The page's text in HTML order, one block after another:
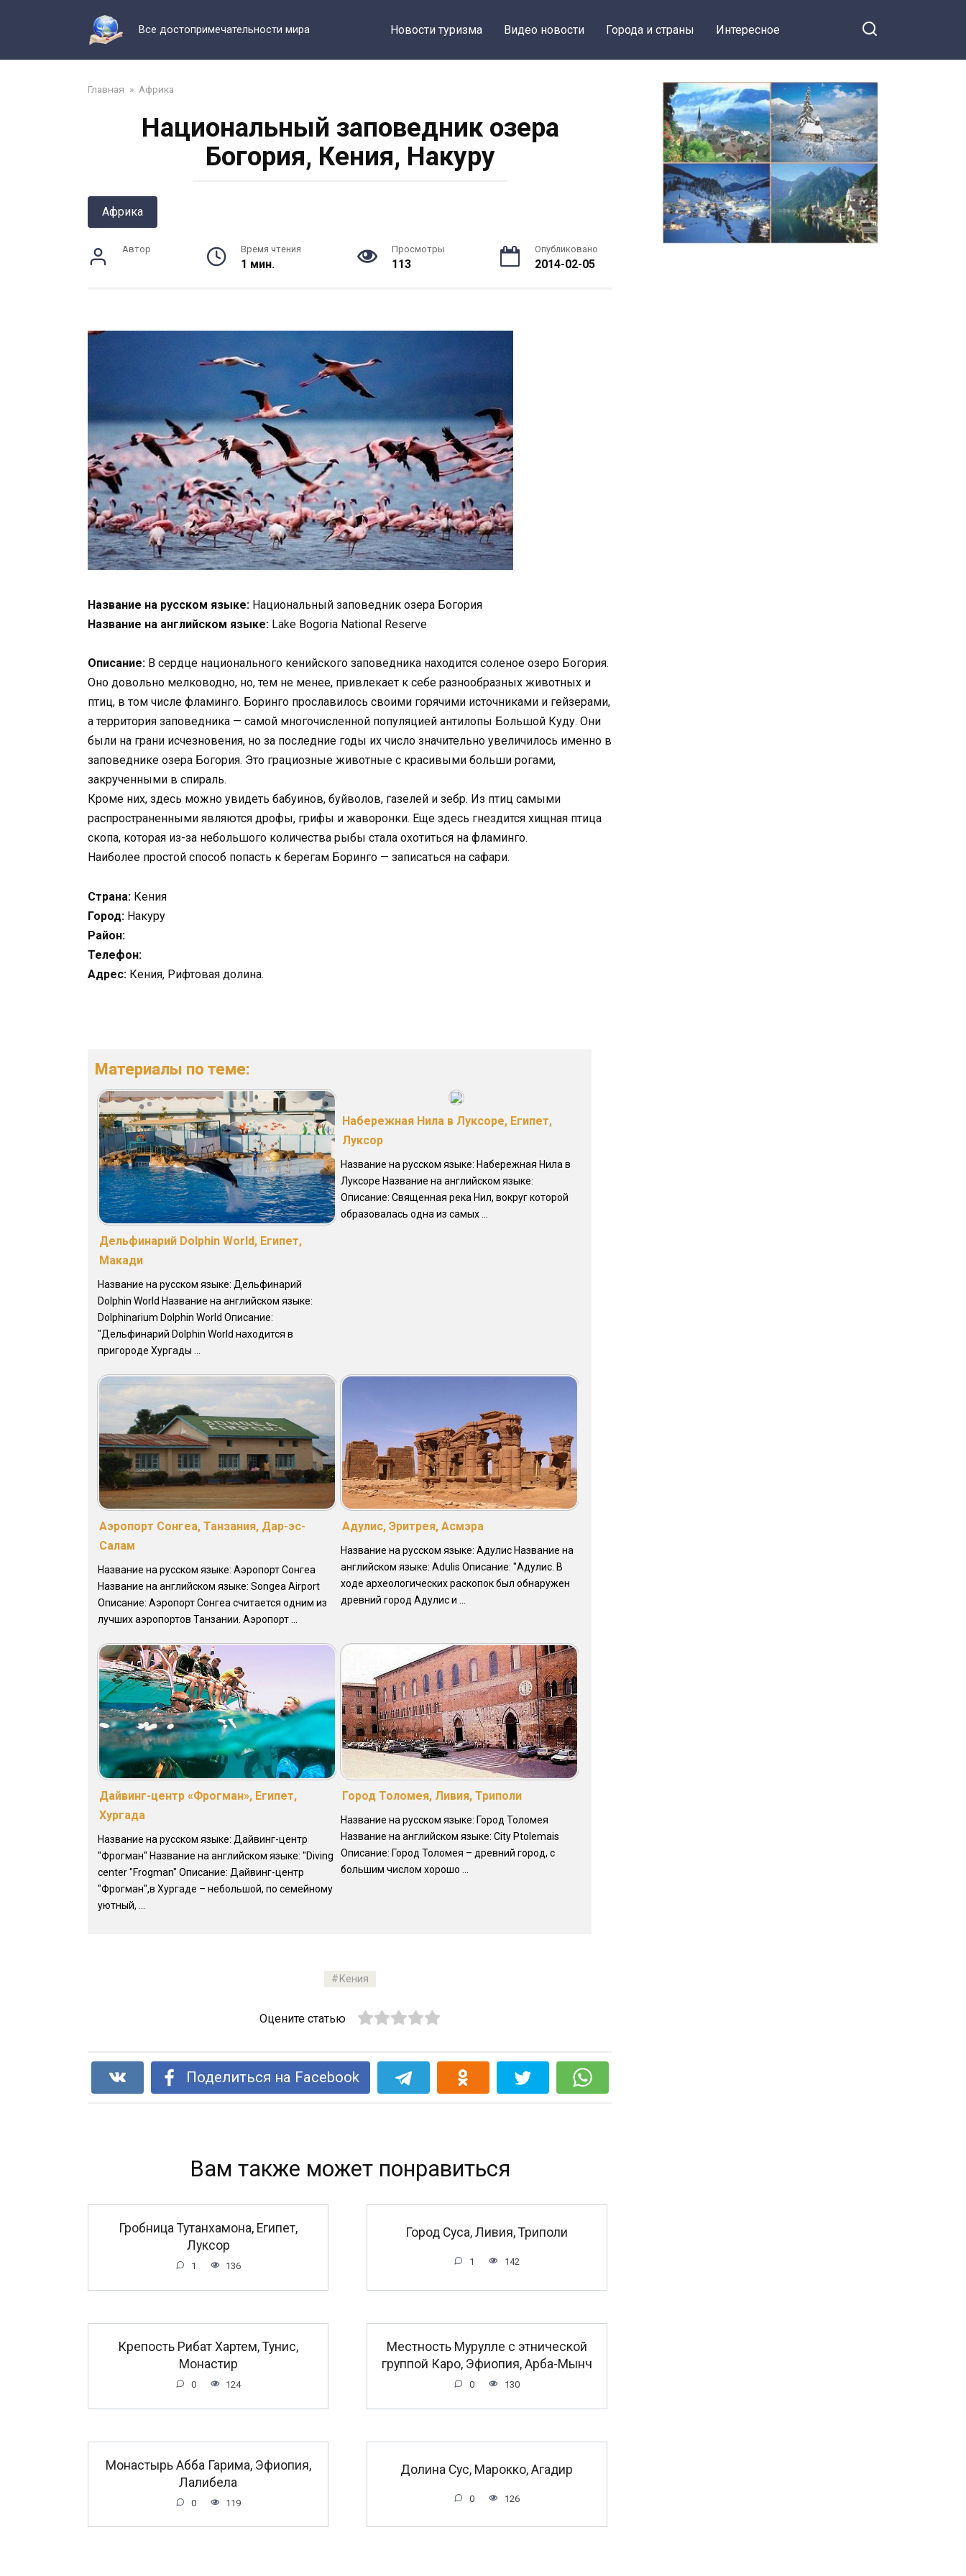
Все достопримечательности мира Новости туризма Видео новости Города и страны Интересное
Главная » Африка
Национальный заповедник озера
Богория, Кения, Накуру
Африка
Автор Время чтения
1 мин.
Просмотры
113
Опубликовано
2014-02-05
Название на русском языке: Национальный заповедник озера Богория
Название на английском языке: Lake Bogoria National Reserve
Описание: В сердце национального кенийского заповедника находится соленое озеро Богория.
Оно довольно мелководно, но, тем не менее, привлекает к себе разнообразных животных и
птиц, в том числе фламинго. Боринго прославилось своими горячими источниками и гейзерами,
а территория заповедника — самой многочисленной популяцией антилопы Большой Куду. Они
были на грани исчезновения, но за последние годы их число значительно увеличилось именно в
заповеднике озера Богория. Это грациозные животные с красивыми больши рогами,
закрученными в спираль.
Кроме них, здесь можно увидеть бабуинов, буйволов, газелей и зебр. Из птиц самыми
распространенными являются дрофы, грифы и жаворонки. Еще здесь гнездится хищная птица
скопа, которая из-за небольшого количества рыбы стала охотиться на фламинго.
Наиболее простой способ попасть к берегам Боринго — записаться на сафари.
Страна: Кения
Город: Накуру
Район:
Телефон:
Адрес: Кения, Рифтовая долина.
Материалы по теме:
Дельфинарий Dolphin World, Египет,
Макади
Название на русском языке: Дельфинарий
Dolphin World Название на английском языке:
Dolphinarium Dolphin World Описание:
"Дельфинарий Dolphin World находится в
пригороде Хургады ...
Набережная Нила в Луксоре, Египет,
Луксор
Название на русском языке: Набережная Нила в
Луксоре Название на английском языке:
Описание: Священная река Нил, вокруг которой
образовалась одна из самых ...
Аэропорт Сонгеа, Танзания, Дар-эс-
Салам
Название на русском языке: Аэропорт Сонгеа
Название на английском языке: Songea Airport
Описание: Аэропорт Сонгеа считается одним из
лучших аэропортов Танзании. Аэропорт ...
Адулис, Эритрея, Асмэра
Название на русском языке: Адулис Название на
английском языке: Adulis Описание: "Адулис. В
ходе археологических раскопок был обнаружен
древний город Адулис и ...
Дайвинг-центр «Фрогман», Египет,
Хургада
Название на русском языке: Дайвинг-центр
"Фрогман" Название на английском языке: "Diving
center "Frogman" Описание: Дайвинг-центр
"Фрогман",в Хургаде – небольшой, по семейному
уютный, ...
Город Толомея, Ливия, Триполи
Название на русском языке: Город Толомея
Название на английском языке: City Ptolemais
Описание: Город Толомея – древний город, с
большим числом хорошо ...
Кения
Оцените статью
Поделиться на Facebook
Вам также может понравиться
Гробница Тутанхамона, Египет,
Луксор
1 136
Город Суса, Ливия, Триполи
1 142
Крепость Рибат Хартем, Тунис,
Монастир
0 124
Местность Мурулле с этнической
группой Каро, Эфиопия, Арба-Мынч
0 130
Монастырь Абба Гарима, Эфиопия,
Лалибела
0 119
Долина Сус, Марокко, Агадир
0 126